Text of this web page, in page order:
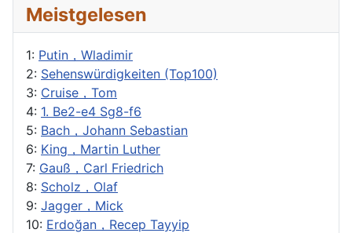
Meistgelesen
1: Putin，Wladimir
2: Sehenswürdigkeiten (Top100)
3: Cruise，Tom
4: 1. Be2-e4 Sg8-f6
5: Bach，Johann Sebastian
6: King，Martin Luther
7: Gauß，Carl Friedrich
8: Scholz，Olaf
9: Jagger，Mick
10: Erdoğan，Recep Tayyip